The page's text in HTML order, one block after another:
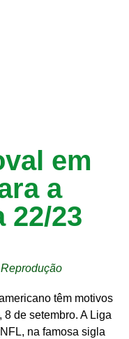
em
a
22/23
têm motivos
de setembro. A Liga
na famosa sigla